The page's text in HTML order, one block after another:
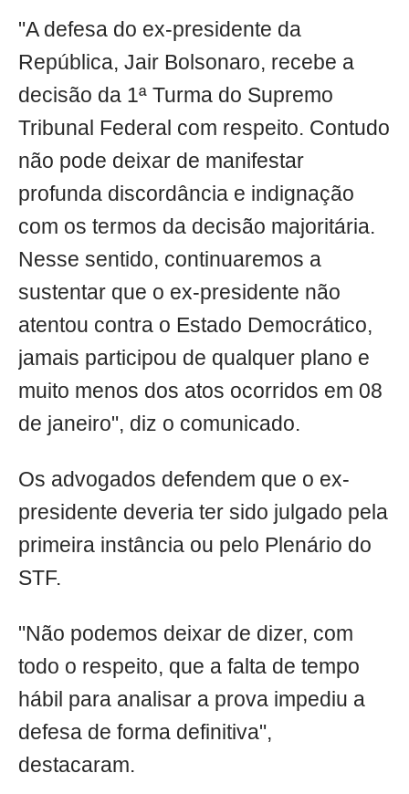
"A defesa do ex-presidente da
República, Jair Bolsonaro, recebe a
decisão da 1ª Turma do Supremo
Tribunal Federal com respeito. Contudo
não pode deixar de manifestar
profunda discordância e indignação
com os termos da decisão majoritária.
Nesse sentido, continuaremos a
sustentar que o ex-presidente não
atentou contra o Estado Democrático,
jamais participou de qualquer plano e
muito menos dos atos ocorridos em 08
de janeiro", diz o comunicado.
Os advogados defendem que o ex-
presidente deveria ter sido julgado pela
primeira instância ou pelo Plenário do
STF.
"Não podemos deixar de dizer, com
todo o respeito, que a falta de tempo
hábil para analisar a prova impediu a
defesa de forma definitiva",
destacaram.